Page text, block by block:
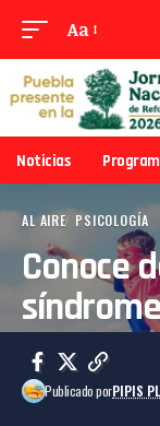
Aa
Noticias
AL AIRE PSICOLOGÍA
Conoce
Publicado porPIPIS